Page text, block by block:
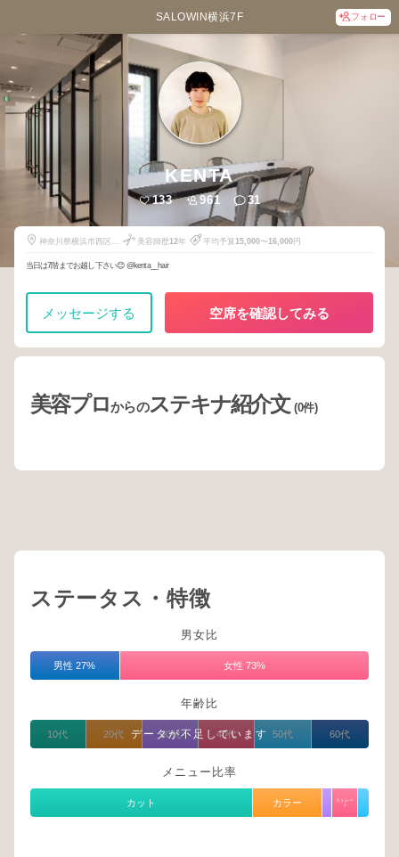
SALOWIN横浜7F フォロー
KENTA
133 961 31
神奈川県横浜市西区南
美容師歴12年 平均予算15,000〜16,000円
当日は7階までお越し下さい😊 @kenta__hair
メッセージする 空席を確認してみる
美容プロからのステキナ紹介文(0件)
ステータス・特徴
男女比
男性 27% 女性 73%
年齢比
データが不足しています
10代 20代 30代 40代 50代 60代
メニュー比率
カット カラー
ストレー
ト